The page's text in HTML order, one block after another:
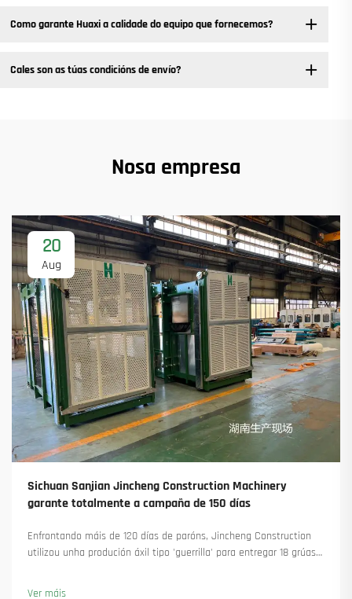
Como garante Huaxi a calidade do equipo que fornecemos?
Cales son as túas condicións de envío?
Nosa empresa
20
Aug
Sichuan Sanjian Jincheng Construction Machinery
garante totalmente a campaña de 150 días
Enfrontando máis de 120 días de paróns, Jincheng Construction
utilizou unha produción áxil tipo 'guerrilla' para entregar 18 grúas
manteu a produción en marcha. Saiba máis.
Ver máis